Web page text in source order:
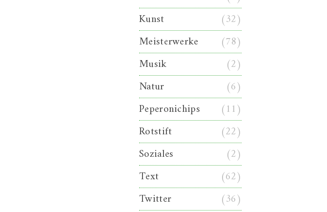
Kunst
(32)
Meisterwerke
(78)
Musik
(2)
Natur
(6)
Peperonichips
(11)
Rotstift
(22)
Soziales
(2)
Text
(62)
Twitter
(36)